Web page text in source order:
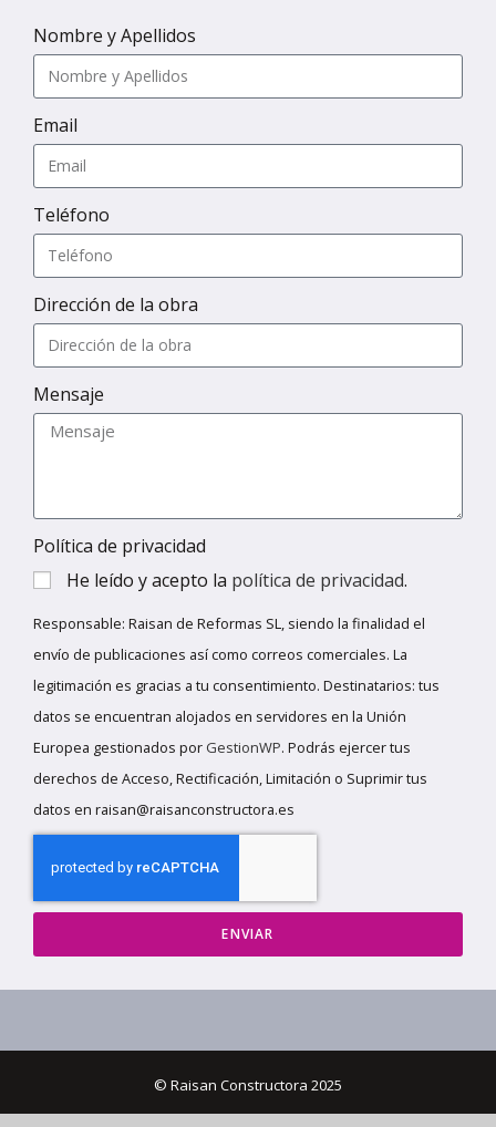
Nombre y Apellidos
Email
Teléfono
Dirección de la obra
Mensaje
Política de privacidad
He leído y acepto la política de privacidad.
Responsable: Raisan de Reformas SL, siendo la finalidad el
envío de publicaciones así como correos comerciales. La
legitimación es gracias a tu consentimiento. Destinatarios: tus
datos se encuentran alojados en servidores en la Unión
Europea gestionados por GestionWP. Podrás ejercer tus
derechos de Acceso, Rectificación, Limitación o Suprimir tus
datos en raisan@raisanconstructora.es
ENVIAR
© Raisan Constructora 2025